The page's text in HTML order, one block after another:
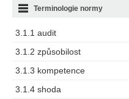
3.1.1 audit
3.1.2 způsobilost
3.1.3 kompetence
3.1.4 shoda
Terminologie normy